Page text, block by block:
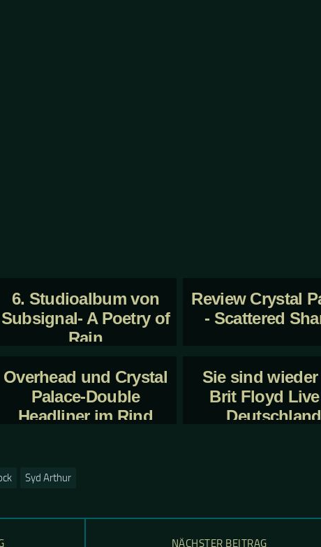
6. Studioalbum von
Subsignal- A Poetry of
Rain
Review Crystal
- Scattered
Overhead und Crystal
Palace-Double
Headliner im Rind
Sie sind wieder
Brit Floyd
Deutschland
Syd Arthur
NÄCHSTER BEITRAG